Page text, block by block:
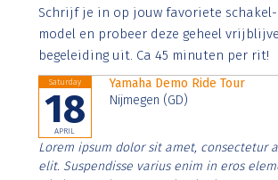
Aenean faucibus nibh et justo cursus id
imperdiet. Nunc ut sem vitae risus
Schrijf je in op jouw favoriete schakel-
model en probeer deze geheel
begeleiding uit. Ca 45 minuten per rit!
Saturday
18
APRIL
Yamaha Demo Ride Tour
Nijmegen (GD)
Lorem ipsum dolor sit amet, consectetur
elit. Suspendisse varius enim in eros